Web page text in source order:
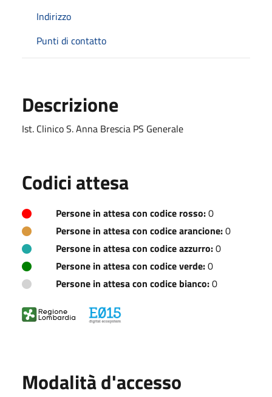
Indirizzo
Punti di contatto
Descrizione
Ist. Clinico S. Anna Brescia PS Generale
Codici attesa
Persone in attesa con codice rosso:0
Persone in attesa con codice arancione:0
Persone in attesa con codice azzurro:0
Persone in attesa con codice verde:0
Persone in attesa con codice bianco:0
Modalità d'accesso